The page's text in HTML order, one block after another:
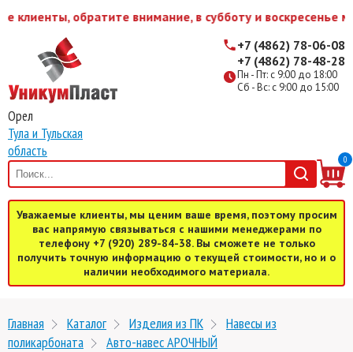
обратите внимание, в субботу и воскресенье мы
Орел
Тула и Тульская
область
Пн - Пт: с 9:00 до 18:00
Сб - Вс: с 9:00 до 15:00
+7 (4862) 78-06-08
+7 (4862) 78-48-28
0
Уважаемые клиенты, мы ценим ваше время, поэтому просим
вас напрямую связываться с нашими менеджерами по
телефону +7 (920) 289-84-38. Вы сможете не только
получить точную информацию о текущей стоимости, но и о
наличии необходимого материала.
Главная Каталог Изделия из ПК
Навесы из
поликарбоната
Авто-навес АРОЧНЫЙ